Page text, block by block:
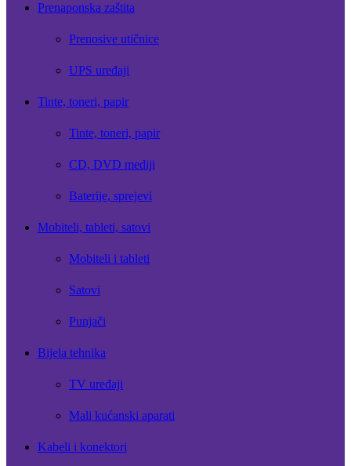
Prenaponska zaštita
Prenosive utičnice
UPS uređaji
Tinte, toneri, papir
Tinte, toneri, papir
CD, DVD mediji
Baterije, sprejevi
Mobiteli, tableti, satovi
Mobiteli i tableti
Satovi
Punjači
Bijela tehnika
TV uređaji
Mali kućanski aparati
Kabeli i konektori